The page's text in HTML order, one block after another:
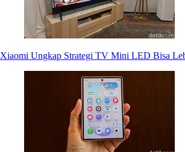
Xiaomi Ungkap Strategi TV Mini LED Bisa